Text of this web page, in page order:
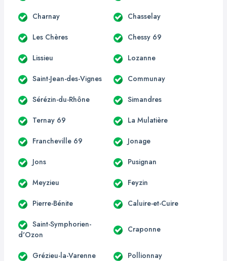
Charnay Chasselay
Les Chères Chessy 69
Lissieu Lozanne
Saint-Jean-des-Vignes Communay
Sérézin-du-Rhône Simandres
Ternay 69 La Mulatière
Francheville 69 Jonage
Jons Pusignan
Meyzieu Feyzin
Pierre-Bénite Caluire-et-Cuire
Saint-Symphorien-
d'Ozon
Craponne
Grézieu-la-Varenne Pollionnay